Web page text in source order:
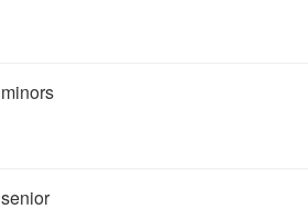
minors
senior